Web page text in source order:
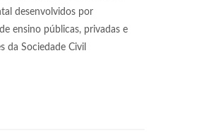
desenvolvidos por
ensino públicas, privadas e
da Sociedade Civil